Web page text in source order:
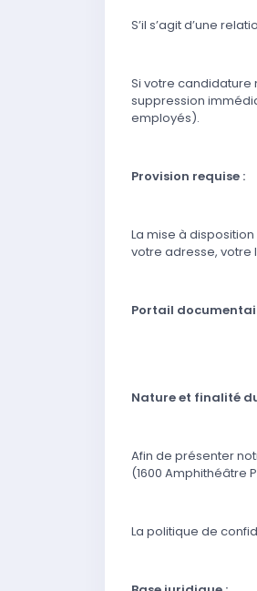
S’il s’agit d’une
Si votre candidature
suppression
employés).
Provision requise :
La mise à
votre adresse, votre
Portail
Nature et finalité
Afin de présenter
(1600 Amphithéâtre
La politique de